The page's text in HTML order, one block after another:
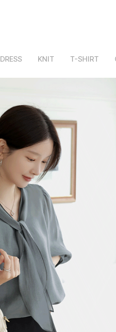
DRESS KNIT T-SHIRT